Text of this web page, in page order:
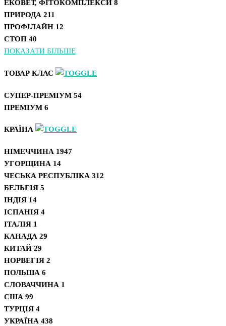
ЕКОВЕТ, ФІТОКОМПЛЕКСИ 8
ПРИРОДА 211
ПРОФІЛАЙН 12
СТОП 40
ПОКАЗАТИ БІЛЬШЕ
ТОВАР КЛАС
СУПЕР-ПРЕМІУМ 54
ПРЕМІУМ 6
КРАЇНА
НІМЕЧЧИНА 1947
УГОРЩИНА 14
ЧЕСЬКА РЕСПУБЛІКА 312
БЕЛЬГІЯ 5
ІНДІЯ 14
ІСПАНІЯ 4
ІТАЛІЯ 1
КАНАДА 29
КИТАЙ 29
НОРВЕГІЯ 2
ПОЛЬША 6
СЛОВАЧЧИНА 1
США 99
ТУРЦІЯ 4
УКРАЇНА 438